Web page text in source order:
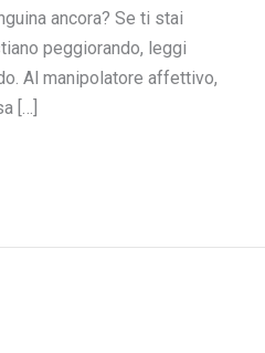
ancora? Se ti stai
peggiorando, leggi
Al manipolatore affettivo,
[…]